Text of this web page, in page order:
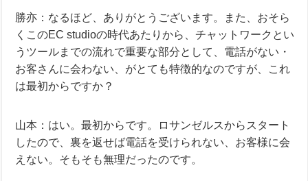
勝亦：なるほど、ありがとうございます。また、おそら
くこのEC studioの時代あたりから、チャットワークとい
うツールまでの流れで重要な部分として、電話がない・
お客さんに会わない、がとても特徴的なのですが、これ
は最初からですか？
山本：はい。最初からです。ロサンゼルスからスタート
したので、裏を返せば電話を受けられない、お客様に会
えない。そもそも無理だったのです。